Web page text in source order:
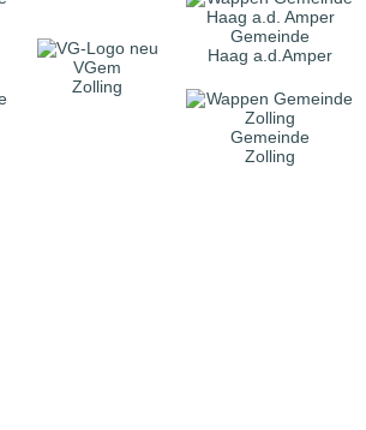
VGem
Zolling
Gemeinde
Haag a.d.Amper
Gemeinde
Zolling